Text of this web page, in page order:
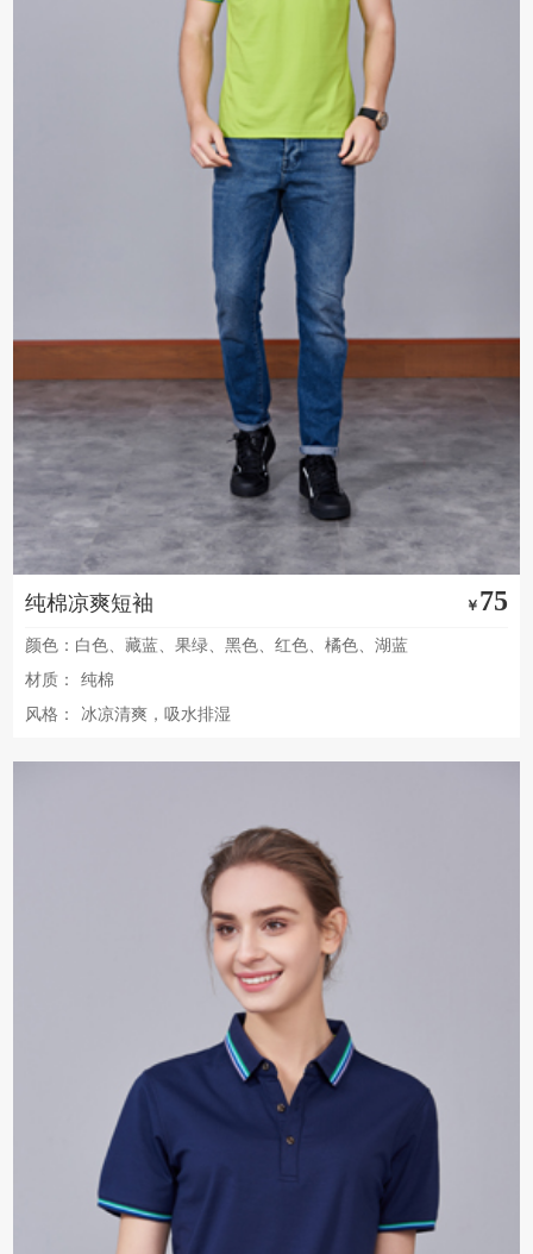
纯棉凉爽短袖 ￥ 75
颜色：白色、藏蓝、果绿、黑色、红色、橘色、湖蓝
材质：
纯棉
风格：
冰凉清爽，吸水排湿